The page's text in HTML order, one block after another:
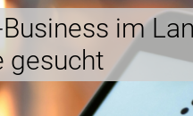
im
gesucht